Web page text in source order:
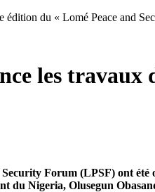
édition du « Lomé Peace and
les
Forum (LPSF) ont
du Nigeria, Olusegun